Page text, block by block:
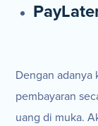
Dengan adanya
pembayaran
uang di muka.